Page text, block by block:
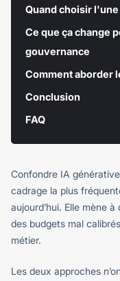
Quand choisir
Ce que ça change
gouvernance
Comment aborder
Conclusion
FAQ
Confondre IA
cadrage la plus
aujourd’hui. Elle mène
des budgets mal
métier.
Les deux approches